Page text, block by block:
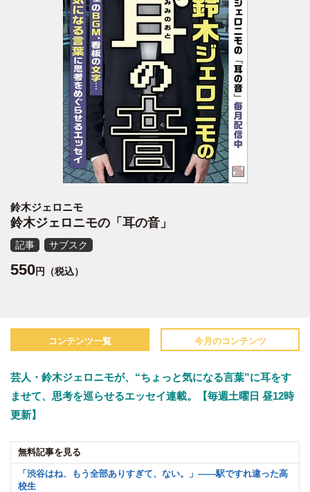
鈴木ジェロニモ
鈴木ジェロニモの「耳の音」
記事 サブスク
550円（税込）
コンテンツ一覧 今月のコンテンツ
芸人・鈴木ジェロニモが、“ちょっと気になる言葉”に耳をす
ませて、思考を巡らせるエッセイ連載。【毎週土曜日 昼12時
更新】
無料記事を見る
「渋谷はね、もう全部ありすぎて、ない。」——駅ですれ違った高
校生